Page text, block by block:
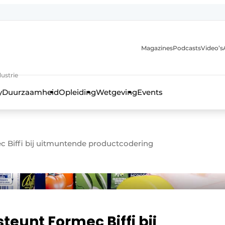
MagazinesPodcastsVideo’s
DuurzaamheidOpleidingWetgevingEvents
Biffi bij uitmuntende productcodering